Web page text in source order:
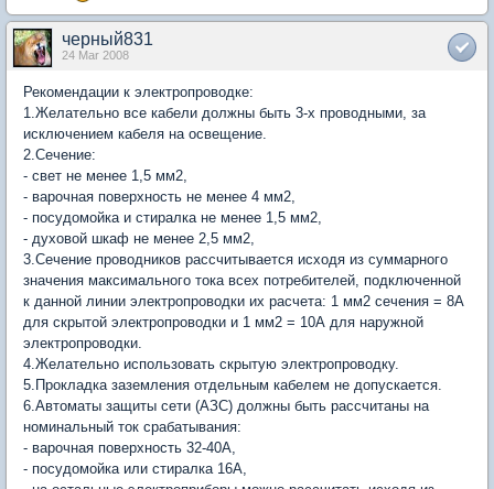
черный831
24 Mar 2008
Рекомендации к электропроводке:
1.Желательно все кабели должны быть 3-х проводными, за
исключением кабеля на освещение.
2.Сечение:
- свет не менее 1,5 мм2,
- варочная поверхность не менее 4 мм2,
- посудомойка и стиралка не менее 1,5 мм2,
- духовой шкаф не менее 2,5 мм2,
3.Сечение проводников рассчитывается исходя из суммарного
значения максимального тока всех потребителей, подключенной
к данной линии электропроводки их расчета: 1 мм2 сечения = 8А
для скрытой электропроводки и 1 мм2 = 10А для наружной
электропроводки.
4.Желательно использовать скрытую электропроводку.
5.Прокладка заземления отдельным кабелем не допускается.
6.Автоматы защиты сети (АЗС) должны быть рассчитаны на
номинальный ток срабатывания:
- варочная поверхность 32-40А,
- посудомойка или стиралка 16А,